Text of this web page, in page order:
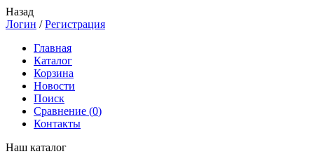
Назад
Логин /Регистрация
Главная
Каталог
Корзина
Новости
Поиск
Сравнение (0)
Контакты
Наш каталог